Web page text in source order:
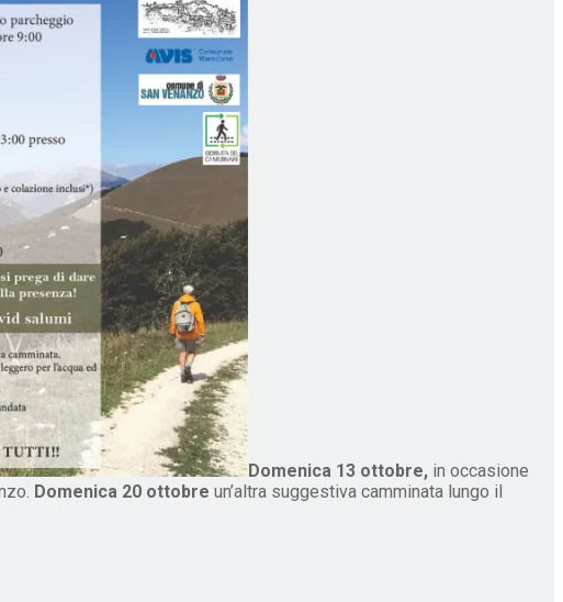
Domenica 13 ottobre, in occasione
Domenica 20 ottobre un’altra suggestiva camminata lungo il